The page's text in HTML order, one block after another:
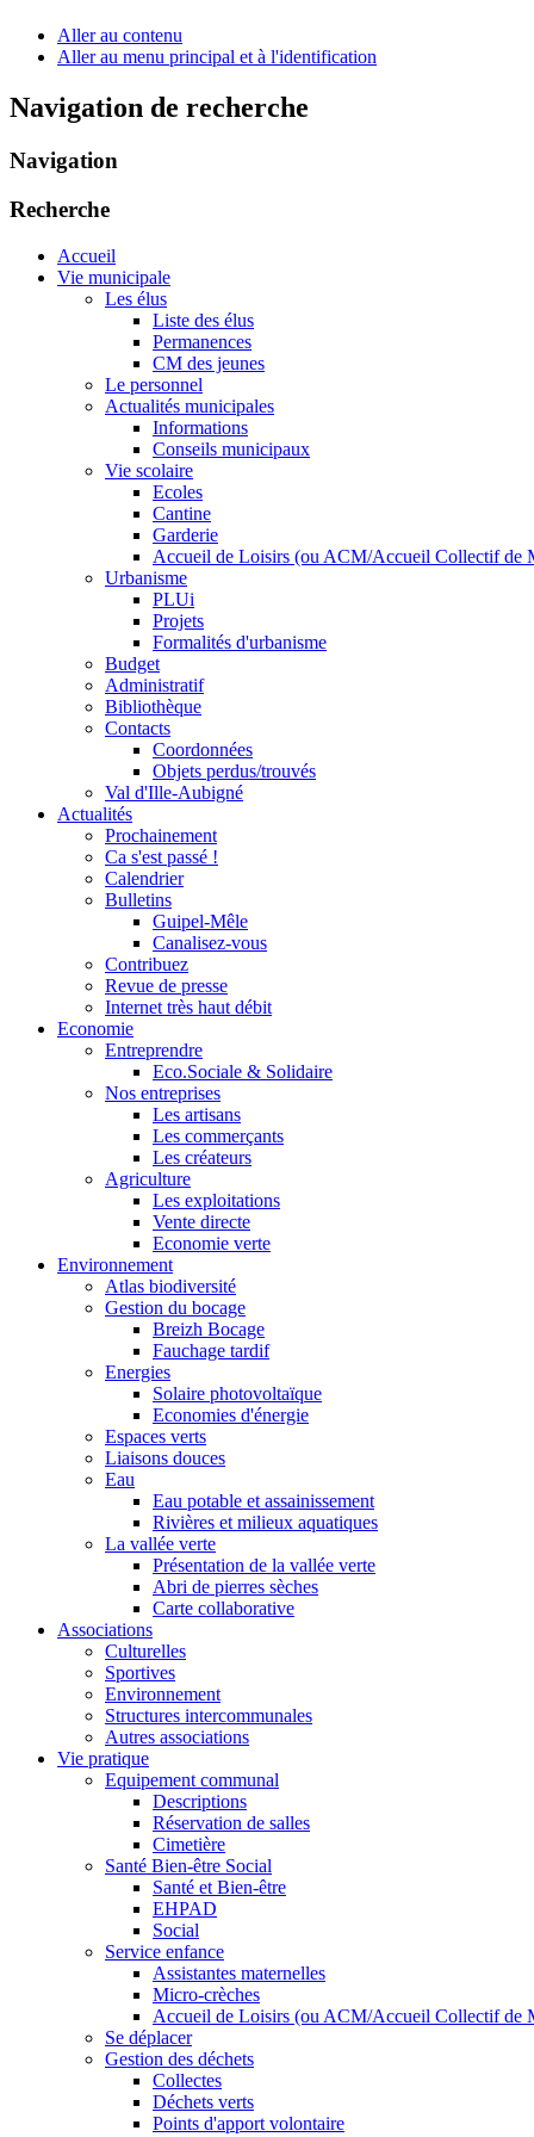
Aller au contenu
Aller au menu principal et à l'identification
Navigation de recherche
Navigation
Recherche
Accueil
Vie municipale
Les élus
Liste des élus
Permanences
CM des jeunes
Le personnel
Actualités municipales
Informations
Conseils municipaux
Vie scolaire
Ecoles
Cantine
Garderie
Accueil de Loisirs (ou ACM/Accueil Collectif de
Urbanisme
PLUi
Projets
Formalités d'urbanisme
Budget
Administratif
Bibliothèque
Contacts
Coordonnées
Objets perdus/trouvés
Val d'Ille-Aubigné
Actualités
Prochainement
Ca s'est passé !
Calendrier
Bulletins
Guipel-Mêle
Canalisez-vous
Contribuez
Revue de presse
Internet très haut débit
Economie
Entreprendre
Eco.Sociale & Solidaire
Nos entreprises
Les artisans
Les commerçants
Les créateurs
Agriculture
Les exploitations
Vente directe
Economie verte
Environnement
Atlas biodiversité
Gestion du bocage
Breizh Bocage
Fauchage tardif
Energies
Solaire photovoltaïque
Economies d'énergie
Espaces verts
Liaisons douces
Eau
Eau potable et assainissement
Rivières et milieux aquatiques
La vallée verte
Présentation de la vallée verte
Abri de pierres sèches
Carte collaborative
Associations
Culturelles
Sportives
Environnement
Structures intercommunales
Autres associations
Vie pratique
Equipement communal
Descriptions
Réservation de salles
Cimetière
Santé Bien-être Social
Santé et Bien-être
EHPAD
Social
Service enfance
Assistantes maternelles
Micro-crèches
Accueil de Loisirs (ou ACM/Accueil Collectif de
Se déplacer
Gestion des déchets
Collectes
Déchets verts
Points d'apport volontaire